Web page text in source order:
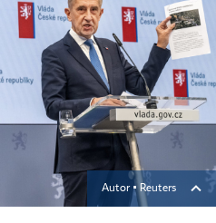
Autor ▪ Reuters